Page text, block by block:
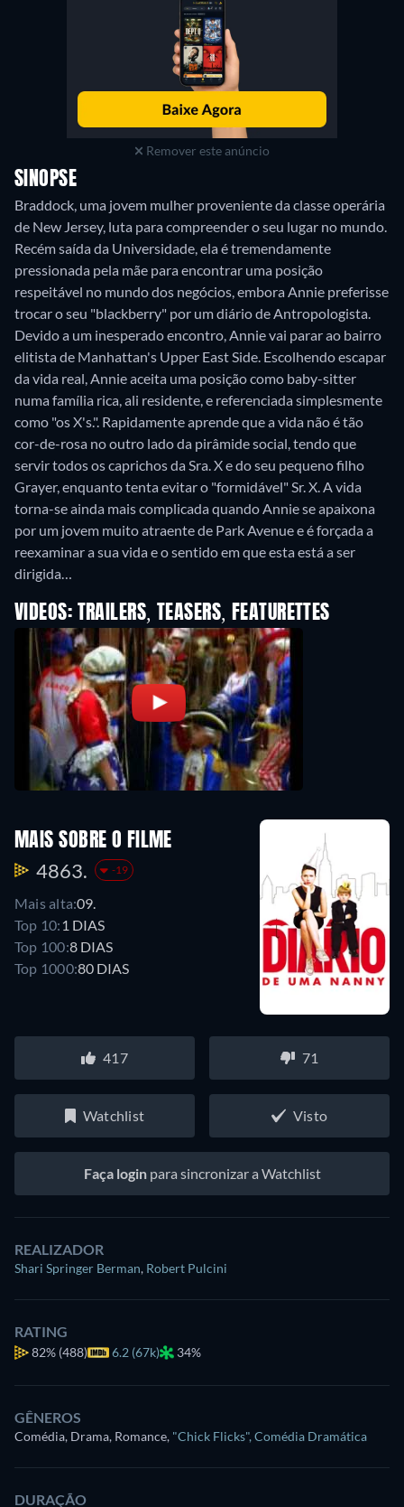
Remover este anúncio
SINOPSE
Braddock, uma jovem mulher proveniente da classe operária
de New Jersey, luta para compreender o seu lugar no mundo.
Recém saída da Universidade, ela é tremendamente
pressionada pela mãe para encontrar uma posição
respeitável no mundo dos negócios, embora Annie preferisse
trocar o seu "blackberry" por um diário de Antropologista.
Devido a um inesperado encontro, Annie vai parar ao bairro
elitista de Manhattan's Upper East Side. Escolhendo escapar
da vida real, Annie aceita uma posição como baby-sitter
numa família rica, ali residente, e referenciada simplesmente
como "os X's.". Rapidamente aprende que a vida não é tão
cor-de-rosa no outro lado da pirâmide social, tendo que
servir todos os caprichos da Sra. X e do seu pequeno filho
Grayer, enquanto tenta evitar o "formidável" Sr. X. A vida
torna-se ainda mais complicada quando Annie se apaixona
por um jovem muito atraente de Park Avenue e é forçada a
reexaminar a sua vida e o sentido em que esta está a ser
dirigida…
VIDEOS: TRAILERS, TEASERS, FEATURETTES
MAIS SOBRE O FILME
4863. -19
Mais alta:09.
Top 10: 1 DIAS
Top 100:8 DIAS
Top 1000:80 DIAS
417 71
Watchlist Visto
Faça loginpara sincronizar a Watchlist
REALIZADOR
Shari Springer Berman, Robert Pulcini
RATING
82% (488) 6.2 (67k) 34%
GÊNEROS
Comédia, Drama, Romance, "Chick Flicks", Comédia Dramática
DURAÇÃO